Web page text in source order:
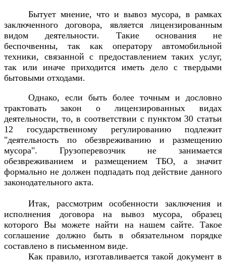
Бытует мнение, что и вывоз мусора, в рамках
заключенного договора, является лицензированным
видом деятельности. Такие основания не
беспочвенны, так как оператору автомобильной
техники, связанной с предоставлением таких услуг,
так или иначе приходится иметь дело с твердыми
бытовыми отходами.
Однако, если быть более точным и дословно
трактовать закон о лицензированных видах
деятельности, то, в соответствии с пунктом 30 статьи
12 государственному регулированию подлежит
"деятельность по обезвреживанию и размещению
мусора". Грузоперевозчик не занимается
обезвреживанием и размещением ТБО, а значит
формально не должен подпадать под действие данного
законодательного акта.
Итак, рассмотрим особенности заключения и
исполнения договора на вывоз мусора, образец
которого Вы можете найти на нашем сайте. Такое
соглашение должно быть в обязательном порядке
составлено в письменном виде.
Как правило, изготавливается такой документ в